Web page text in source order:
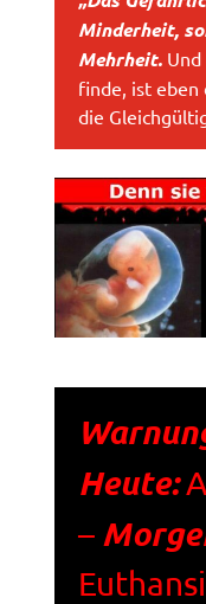
Minderheit,
Mehrheit.
finde, ist eben
die
Heute:
–